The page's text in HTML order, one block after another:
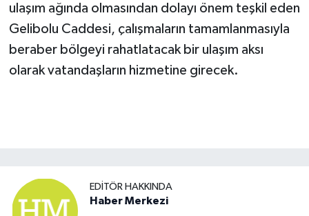
ulaşım ağında olmasından dolayı önem teşkil eden
Gelibolu Caddesi, çalışmaların tamamlanmasıyla
beraber bölgeyi rahatlatacak bir ulaşım aksı
olarak vatandaşların hizmetine girecek.
EDITÖR HAKKINDA
Haber Merkezi